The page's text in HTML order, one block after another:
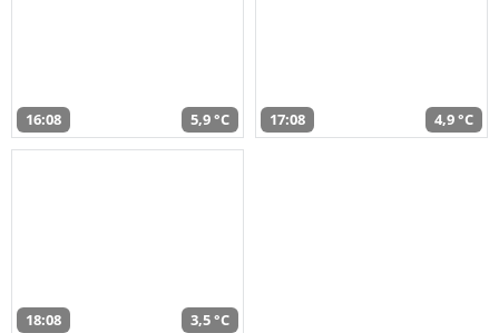
16:08 5,9 °C 17:08 4,9 °C
18:08 3,5 °C